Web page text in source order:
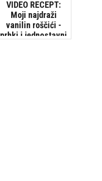
VIDEO RECEPT:
Moji najdraži
vanilin roščići -
prhki i jednostavni